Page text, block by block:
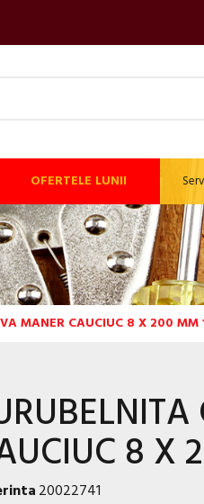
OFERTELE LUNII
MANER CAUCIUC 8 X 200
8 X
20022741